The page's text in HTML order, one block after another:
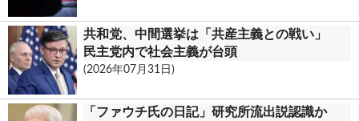
共和党、中間選挙は「共産主義との戦い」
民主党内で社会主義が台頭
(2026年07月31日)
「ファウチ氏の日記」研究所流出説認識か